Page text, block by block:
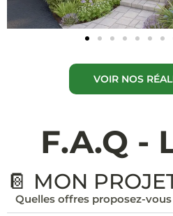
VOIR NOS
F.A.Q -
📔 MON
Quelles offres proposez-vous